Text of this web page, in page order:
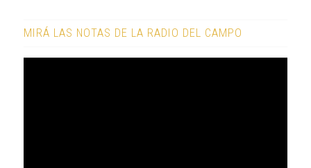
MIRÁ LAS NOTAS DE LA RADIO DEL CAMPO